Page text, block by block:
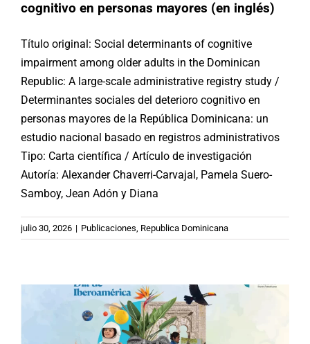
cognitivo en personas mayores (en inglés)
Título original: Social determinants of cognitive
impairment among older adults in the Dominican
Republic: A large-scale administrative registry study /
Determinantes sociales del deterioro cognitivo en
personas mayores de la República Dominicana: un
estudio nacional basado en registros administrativos
Tipo: Carta científica / Artículo de investigación
Autoría: Alexander Chaverri-Carvajal, Pamela Suero-
Samboy, Jean Adón y Diana
julio 30, 2026 | Publicaciones Republica Dominicana
19 de julio de 2026: Día de
Iberoamérica, 35 años construyendo
comunidad rumbo a la Cumbre de
Paraguay Republica Dominicana Uruguay